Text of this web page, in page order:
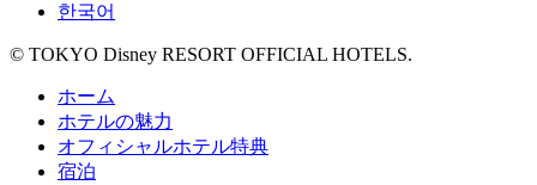
한국어
© TOKYO Disney RESORT OFFICIAL HOTELS.
ホーム
ホテルの魅力
オフィシャルホテル特典
宿泊